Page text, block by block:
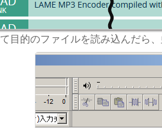
目的のファイルを読み込んだら